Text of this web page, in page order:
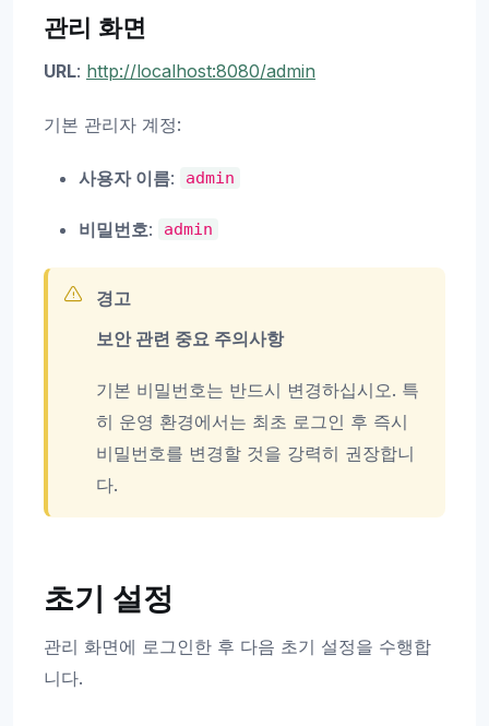
관리 화면
URL: http://localhost:8080/admin
기본 관리자 계정:
사용자 이름: admin
비밀번호: admin
경고
보안 관련 중요 주의사항
기본 비밀번호는 반드시 변경하십시오. 특
히 운영 환경에서는 최초 로그인 후 즉시
비밀번호를 변경할 것을 강력히 권장합니
다.
초기 설정
관리 화면에 로그인한 후 다음 초기 설정을 수행합
니다.